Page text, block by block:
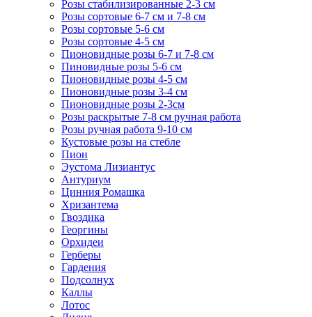
Розы стабилизированные 2-3 см
Розы сортовые 6-7 см и 7-8 см
Розы сортовые 5-6 см
Розы сортовые 4-5 см
Пионовидные розы 6-7 и 7-8 см
Пиновидные розы 5-6 см
Пионовидные розы 4-5 см
Пионовидные розы 3-4 см
Пионовидные розы 2-3см
Розы раскрытые 7-8 см ручная работа
Розы ручная работа 9-10 см
Кустовые розы на стебле
Пион
Эустома Лизиантус
Антуриум
Цинния Ромашка
Хризантема
Гвоздика
Георгины
Орхидеи
Герберы
Гардения
Подсолнух
Каллы
Лотос